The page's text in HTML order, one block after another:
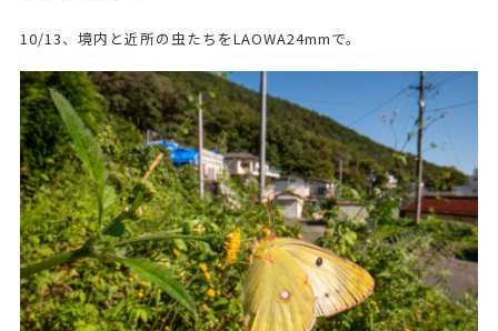
10/13、境内と近所の虫たちをLAOWA24mmで。